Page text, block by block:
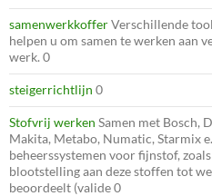
samenwerkkofferVerschillende
helpen u om samen te werken aan
werk. 0
steigerrichtlijn 0
Stofvrij werken Samen met Bosch,
Makita, Metabo, Numatic, Starmix
beheerssystemen voor fijnstof,
blootstelling aan deze stoffen tot
beoordeelt (valide 0